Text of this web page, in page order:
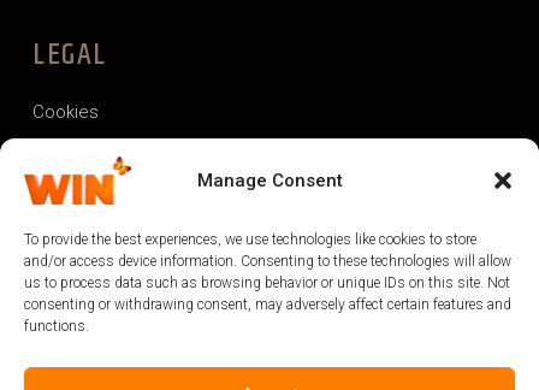
Manage Consent
To provide the best experiences, we use technologies like cookies to store
and/or access device information. Consenting to these technologies will allow
us to process data such as browsing behavior or unique IDs on this site. Not
consenting or withdrawing consent, may adversely affect certain features and
functions.
LEGAL
Cookies
Informativa sulla privacy
Termini e condizioni